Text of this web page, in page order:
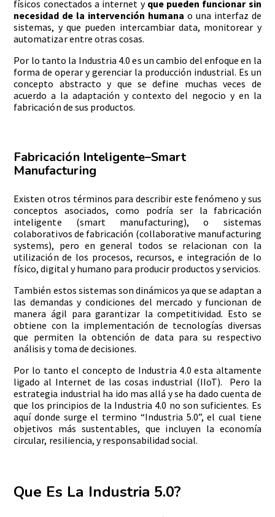
físicos conectados a internet y que pueden funcionar sin
necesidad de la intervención humana o una interfaz de
sistemas, y que pueden intercambiar data, monitorear y
automatizar entre otras cosas.
Por lo tanto la Industria 4.0 es un cambio del enfoque en la
forma de operar y gerenciar la producción industrial. Es un
concepto abstracto y que se define muchas veces de
acuerdo a la adaptación y contexto del negocio y en la
fabricación de sus productos.
Fabricación Inteligente–Smart
Manufacturing
Existen otros términos para describir este fenómeno y sus
conceptos asociados, como podría ser la fabricación
inteligente (smart manufacturing), o sistemas
colaborativos de fabricación (collaborative manufacturing
systems), pero en general todos se relacionan con la
utilización de los procesos, recursos, e integración de lo
físico, digital y humano para producir productos y servicios.
También estos sistemas son dinámicos ya que se adaptan a
las demandas y condiciones del mercado y funcionan de
manera ágil para garantizar la competitividad. Esto se
obtiene con la implementación de tecnologías diversas
que permiten la obtención de data para su respectivo
análisis y toma de decisiones.
Por lo tanto el concepto de Industria 4.0 esta altamente
ligado al Internet de las cosas industrial (IIoT). Pero la
estrategia industrial ha ido mas allá y se ha dado cuenta de
que los principios de la Industria 4.0 no son suficientes. Es
aquí donde surge el termino “Industria 5.0”, el cual tiene
objetivos más sustentables, que incluyen la economía
circular, resiliencia, y responsabilidad social.
Que Es La Industria 5.0?